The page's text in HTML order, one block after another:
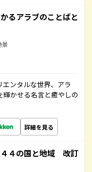
るアラブのことばと
景
ンタルな世界、アラ
かせる名言と癒やしの
詳細を見る
４の国と地域 改訂